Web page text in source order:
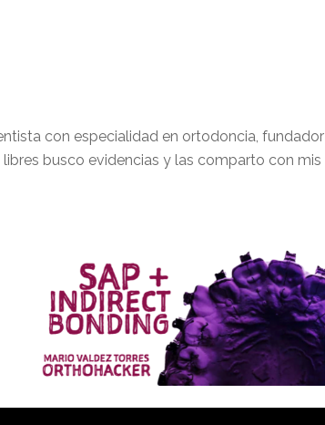
con especialidad en ortodoncia, fundador
busco evidencias y las comparto con mis